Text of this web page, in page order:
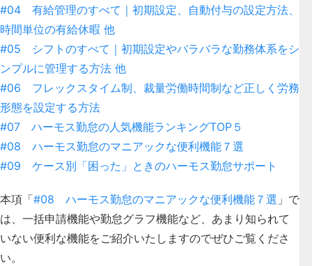
#04 有給管理のすべて｜初期設定、自動付与の設定方法、
時間単位の有給休暇 他
#05 シフトのすべて｜初期設定やバラバラな勤務体系をシ
ンプルに管理する方法 他
#06 フレックスタイム制、裁量労働時間制など正しく労務
形態を設定する方法
#07 ハーモス勤怠の人気機能ランキングTOP５
#08 ハーモス勤怠のマニアックな便利機能７選
#09 ケース別「困った」ときのハーモス勤怠サポート
本項「#08 ハーモス勤怠のマニアックな便利機能７選 」で
は、一括申請機能や勤怠グラフ機能など、 あまり知られて
いない便利な機能をご紹介いたしますのでぜひご覧くださ
い。